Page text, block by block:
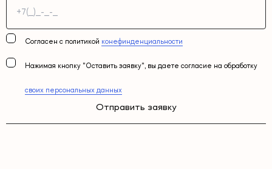
Согласен с политикой конефинденциальности
Нажимая кнопку "Оставить заявку", вы даете согласие на обработку
своих персональных данных
Отправить заявку